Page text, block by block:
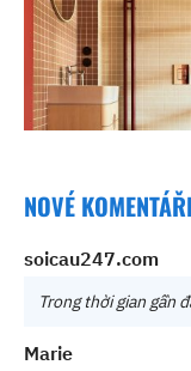
NOVÉ
soicau247.com
Trong thời gian gần
Marie